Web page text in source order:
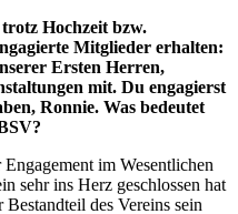
Hochzeit bzw.
Mitglieder erhalten:
Ersten Herren,
mit. Du engagierst
Ronnie. Was bedeutet
im Wesentlichen
sehr ins Herz geschlossen hat
des Vereins sein